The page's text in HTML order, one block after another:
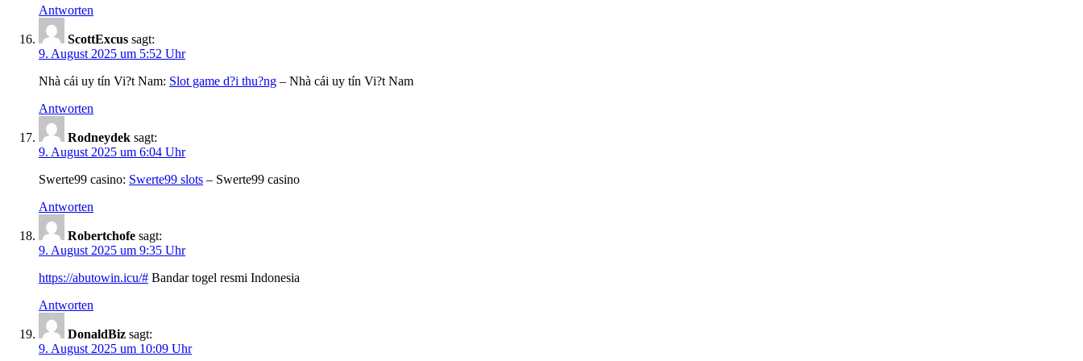
Antworten
ScottExcus sagt:
9. August 2025 um 5:52 Uhr
Nhà cái uy tín Vi?t Nam: Slot game d?i thu?ng – Nhà cái uy tín Vi?t Nam
Antworten
Rodneydek sagt:
9. August 2025 um 6:04 Uhr
Swerte99 casino: Swerte99 slots – Swerte99 casino
Antworten
Robertchofe sagt:
9. August 2025 um 9:35 Uhr
https://abutowin.icu/# Bandar togel resmi Indonesia
Antworten
DonaldBiz sagt:
9. August 2025 um 10:09 Uhr